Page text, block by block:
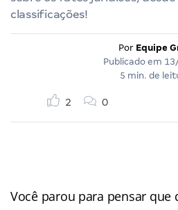
classificações!
Por Equipe
Publicado em
5 min. de
2 0
Você parou para pensar que